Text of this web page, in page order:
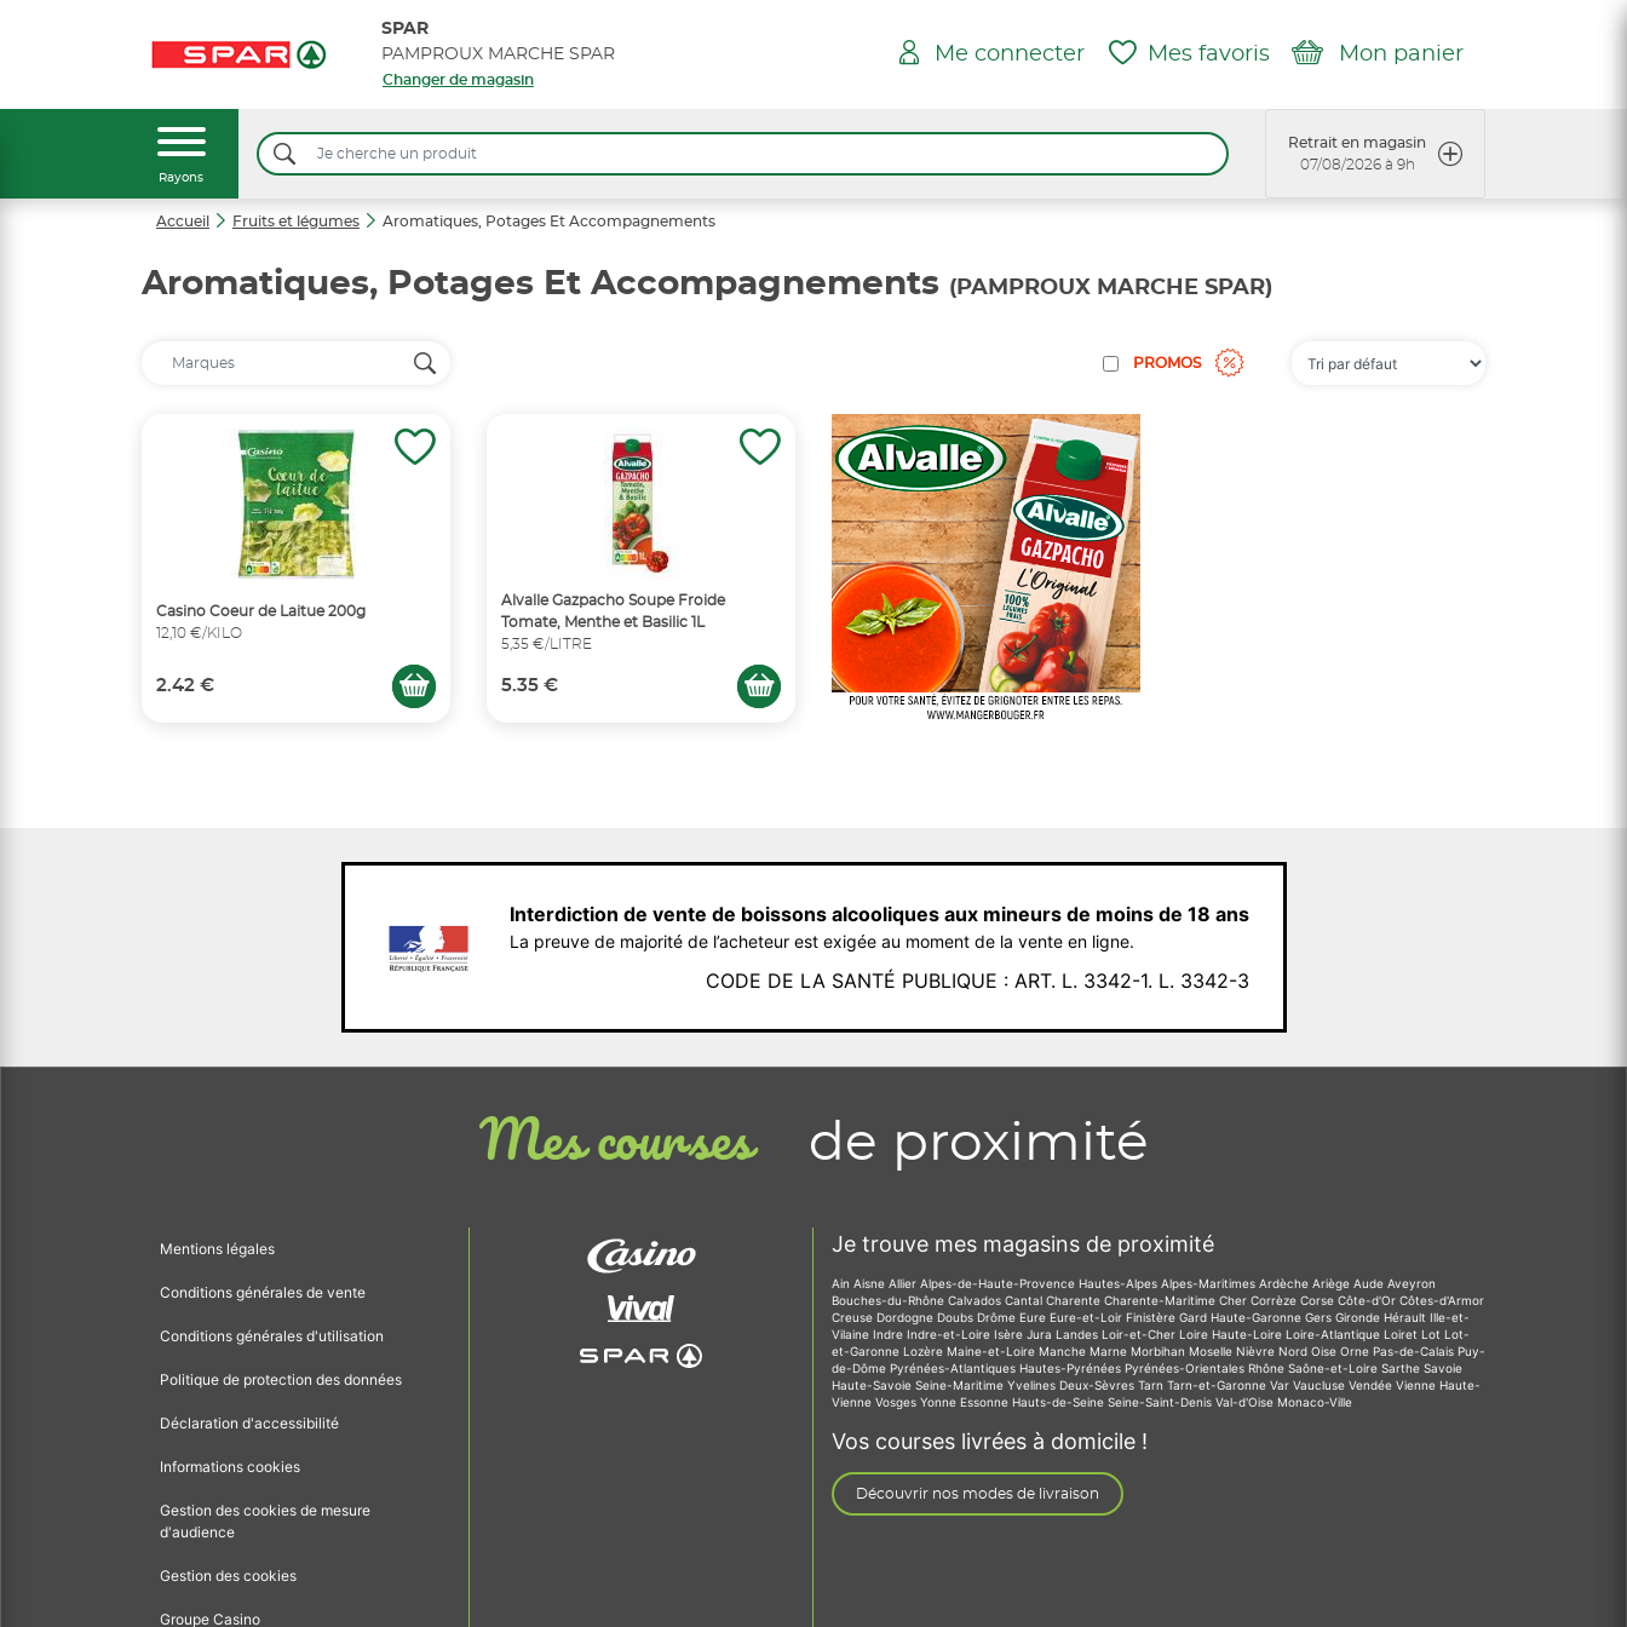
SPAR
PAMPROUX MARCHE SPAR
Changer de magasin
Me connecter Mes favoris Mon panier
Rayons
Retrait en magasin
07/08/2026 à 9h
Accueil Fruits et légumes Aromatiques, Potages Et Accompagnements
Aromatiques, Potages Et Accompagnements (PAMPROUX MARCHE SPAR)
PROMOS
Casino Coeur de Laitue 200g
12,10 €/KILO
2.42 €
Alvalle Gazpacho Soupe Froide
Tomate, Menthe et Basilic 1L
5,35 €/LITRE
5.35 €
Interdiction de vente de boissons alcooliques aux mineurs de moins de 18 ans
La preuve de majorité de l’acheteur est exigée au moment de la vente en ligne.
CODE DE LA SANTÉ PUBLIQUE : ART. L. 3342-1. L. 3342-3
Mes courses de proximité
Mentions légales
Conditions générales de vente
Conditions générales d'utilisation
Politique de protection des données
Déclaration d'accessibilité
Informations cookies
Gestion des cookies de mesure
d'audience
Gestion des cookies
Groupe Casino
Je trouve mes magasins de proximité
Ain Aisne Allier Alpes-de-Haute-Provence Hautes-Alpes Alpes-Maritimes Ardèche Ariège Aude Aveyron
Bouches-du-Rhône Calvados Cantal Charente Charente-Maritime Cher Corrèze Corse Côte-d'Or Côtes-d'Armor
Creuse Dordogne Doubs Drôme Eure Eure-et-Loir Finistère Gard Haute-Garonne Gers Gironde Hérault Ille-et-
Vilaine Indre Indre-et-Loire Isère Jura Landes Loir-et-Cher Loire Haute-Loire Loire-Atlantique Loiret Lot Lot-
et-Garonne Lozère Maine-et-Loire Manche Marne Morbihan Moselle Nièvre Nord Oise Orne Pas-de-Calais Puy-
de-Dôme Pyrénées-Atlantiques Hautes-Pyrénées Pyrénées-Orientales Rhône Saône-et-Loire Sarthe Savoie
Haute-Savoie Seine-Maritime Yvelines Deux-Sèvres Tarn Tarn-et-Garonne Var Vaucluse Vendée Vienne Haute-
Vienne Vosges Yonne Essonne Hauts-de-Seine Seine-Saint-Denis Val-d'Oise Monaco-Ville
Vos courses livrées à domicile !
Découvrir nos modes de livraison